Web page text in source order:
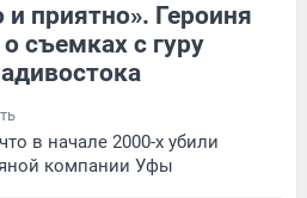
приятно». Героиня
съемках с гуру
в начале 2000-х убили
компании Уфы